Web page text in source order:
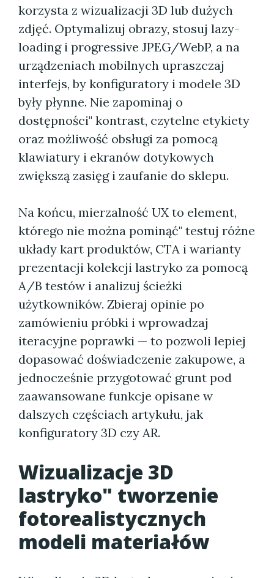
korzysta z wizualizacji 3D lub dużych
zdjęć. Optymalizuj obrazy, stosuj lazy-
loading i progressive JPEG/WebP, a na
urządzeniach mobilnych upraszczaj
interfejs, by konfiguratory i modele 3D
były płynne. Nie zapominaj o
dostępności" kontrast, czytelne etykiety
oraz możliwość obsługi za pomocą
klawiatury i ekranów dotykowych
zwiększą zasięg i zaufanie do sklepu.
Na końcu, mierzalność UX to element,
którego nie można pominąć" testuj różne
układy kart produktów, CTA i warianty
prezentacji kolekcji lastryko za pomocą
A/B testów i analizuj ścieżki
użytkowników. Zbieraj opinie po
zamówieniu próbki i wprowadzaj
iteracyjne poprawki — to pozwoli lepiej
dopasować doświadczenie zakupowe, a
jednocześnie przygotować grunt pod
zaawansowane funkcje opisane w
dalszych częściach artykułu, jak
konfiguratory 3D czy AR.
Wizualizacje 3D
lastryko" tworzenie
fotorealistycznych
modeli materiałów